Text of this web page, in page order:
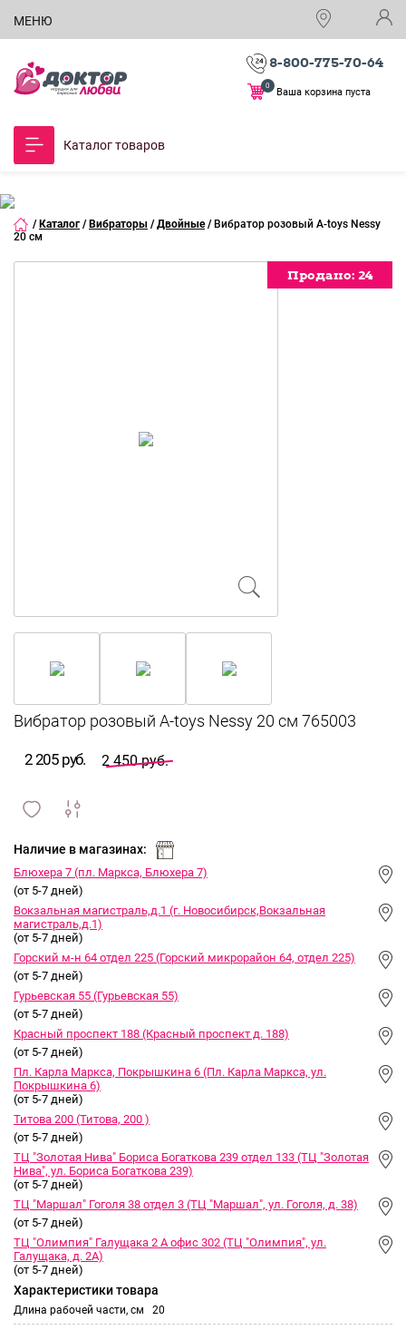
МЕНЮ
8-800-775-70-64
Ваша корзина пуста
0
Каталог товаров
/ Каталог / Вибраторы / Двойные / Вибратор розовый A-toys Nessy
20 см
Продано: 24
Продано: 24
Продано: 24
2 205 руб. 2 450 руб.
и
Наличие в магазинах:
Блюхера 7 (пл. Маркса, Блюхера 7)
(от 5-7 дней)
Вокзальная магистраль,д.1 (г. Новосибирск,Вокзальная
магистраль,д.1)
(от 5-7 дней)
Горский м-н 64 отдел 225 (Горский микрорайон 64, отдел 225)
(от 5-7 дней)
Гурьевская 55 (Гурьевская 55)
(от 5-7 дней)
Красный проспект 188 (Красный проспект д. 188)
(от 5-7 дней)
Пл. Карла Маркса, Покрышкина 6 (Пл. Карла Маркса, ул.
Покрышкина 6)
(от 5-7 дней)
Титова 200 (Титова, 200 )
(от 5-7 дней)
ТЦ "Золотая Нива" Бориса Богаткова 239 отдел 133 (ТЦ "Золотая
Нива", ул. Бориса Богаткова 239)
(от 5-7 дней)
ТЦ "Маршал" Гоголя 38 отдел 3 (ТЦ "Маршал", ул. Гоголя, д. 38)
(от 5-7 дней)
ТЦ "Олимпия" Галущака 2 А офис 302 (ТЦ "Олимпия", ул.
Галущака, д. 2А)
(от 5-7 дней)
Характеристики товара
Длина рабочей части, см 20